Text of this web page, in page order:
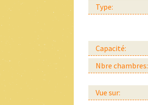
Type:
Capacité:
Nbre chambres:
Vue sur: